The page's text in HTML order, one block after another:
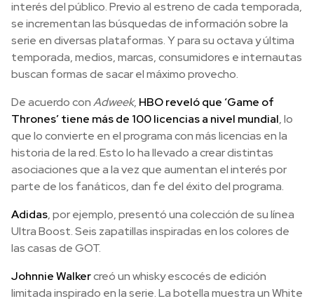
interés del público. Previo al estreno de cada temporada,
se incrementan las búsquedas de información sobre la
serie en diversas plataformas. Y para su octava y última
temporada, medios, marcas, consumidores e internautas
buscan formas de sacar el máximo provecho.
De acuerdo conAdweek, HBO reveló que ‘Game of
Thrones’ tiene más de 100 licencias a nivel mundial, lo
que lo convierte en el programa con más licencias en la
historia de la red. Esto lo ha llevado a crear distintas
asociaciones que a la vez que aumentan el interés por
parte de los fanáticos, dan fe del éxito del programa.
Adidas, por ejemplo, presentó una colección de su línea
Ultra Boost. Seis zapatillas inspiradas en los colores de
las casas de GOT.
Johnnie Walkercreó un whisky escocés de edición
limitada inspirado en la serie. La botella muestra un White